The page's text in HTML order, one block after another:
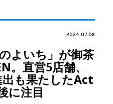
2024.07.08
よいち」が御茶
。直営5店舗、
出も果たしたAct
に注目